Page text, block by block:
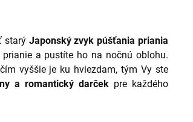
starý Japonský zvyk púšťania priania
prianie a pustíte ho na nočnú oblohu.
vyššie je ku hviezdam, tým Vy ste
a romantický darčekpre každého